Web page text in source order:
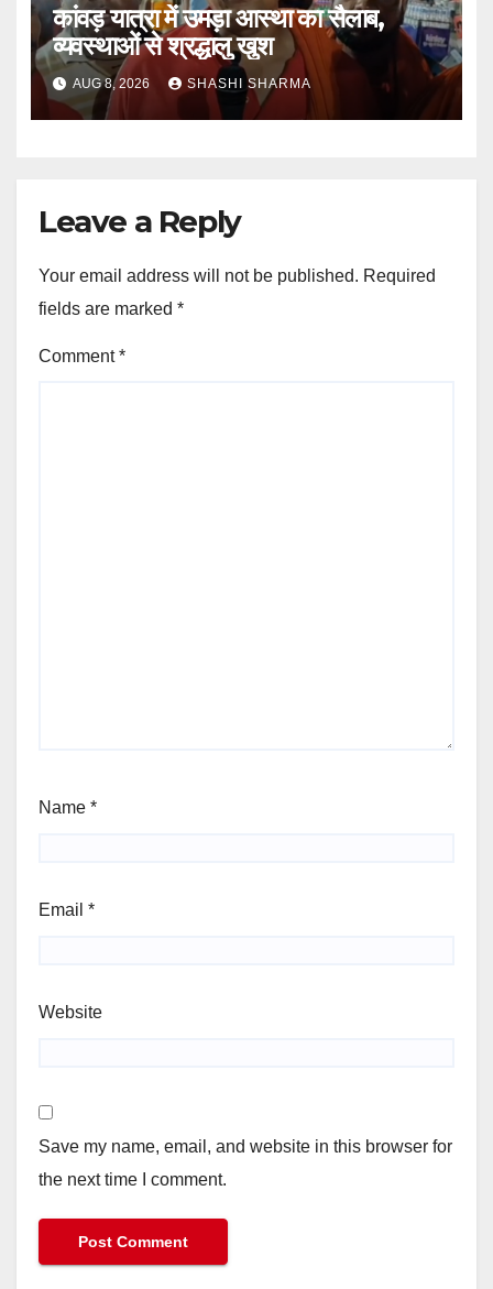
कांवड़ यात्रा में उमड़ा आस्था का सैलाब,
व्यवस्थाओं से श्रद्धालु खुश
AUG 8, 2026 SHASHI SHARMA
Leave a Reply
Your email address will not be published. Required
fields are marked *
Comment*
Name *
Email *
Website
Save my name, email, and website in this browser for
the next time I comment.